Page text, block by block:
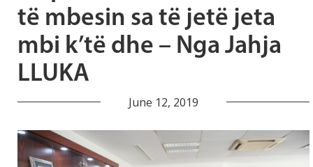
të mbesin sa të jetë jeta
mbi k’të dhe – Nga Jahja
LLUKA
June 12, 2019